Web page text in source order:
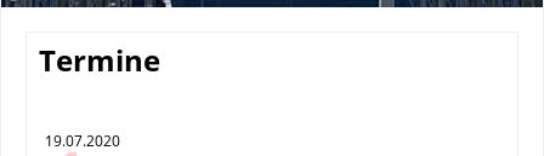
Termine
19.07.2020